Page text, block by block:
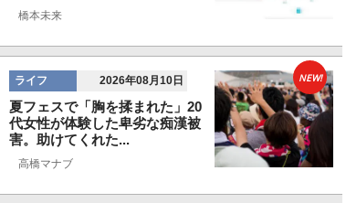
橋本未来
ライフ 2026年08月10日
夏フェスで「胸を揉まれた」20
代女性が体験した卑劣な痴漢被
害。助けてくれた...
高橋マナブ
NEW!